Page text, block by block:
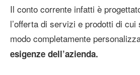
Il conto corrente infatti è
l’offerta di servizi e prodotti di cui
modo completamente
esigenze dell’azienda.